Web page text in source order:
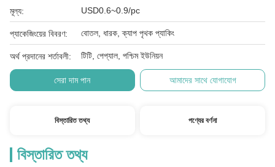
মূল্য: USD0.6~0.9/pc
প্যাকেজিংয়ের বিবরণ: বোতল, ধারক, ক্যাপ পৃথক প্যাকিং
অর্থ প্রদানের শর্তাবলী: টিটি, পেপ্যাল, পশ্চিম ইউনিয়ন
সেরা দাম পান আমাদের সাথে যোগাযোগ
বিস্তারিত তথ্য পণ্যের বর্ণনা
বিস্তারিত তথ্য